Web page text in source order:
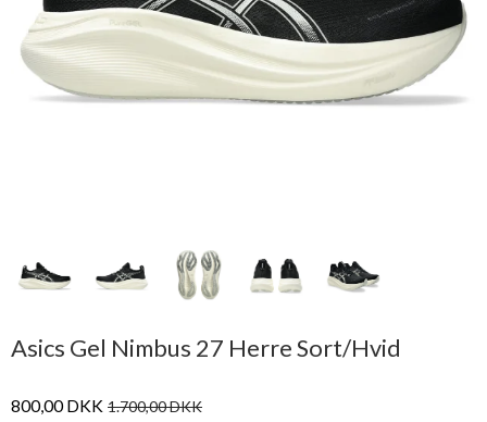
Asics Gel Nimbus 27 Herre Sort/Hvid
800,00 DKK 1.700,00 DKK